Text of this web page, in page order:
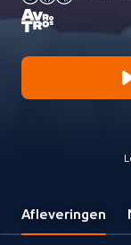
de hoofdrol
Afleveringen